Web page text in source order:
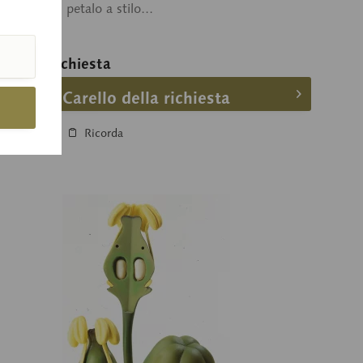
di un petalo a stilo...
su richiesta
Carello della richiesta
Ricorda